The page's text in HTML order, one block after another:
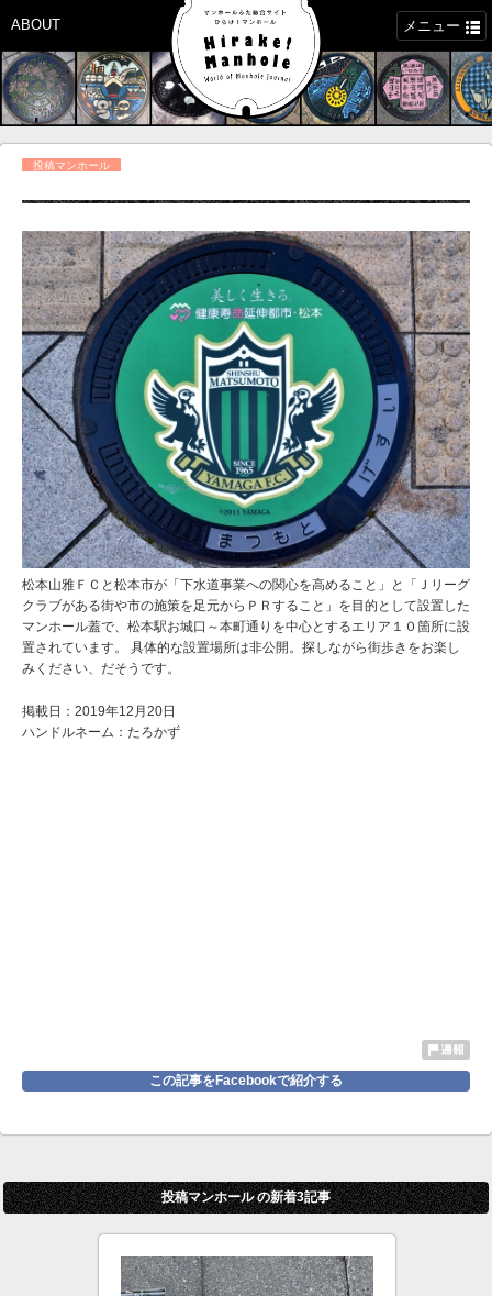
ABOUT メニュー
投稿マンホール
松本山雅ＦＣと松本市が「下水道事業への関心を高めること」と「Ｊリーグ
クラブがある街や市の施策を足元からＰＲすること」を目的として設置した
マンホール蓋で、松本駅お城口～本町通りを中心とするエリア１０箇所に設
置されています。 具体的な設置場所は非公開。探しながら街歩きをお楽し
みください、だそうです。
掲載日：2019年12月20日
ハンドルネーム：たろかず
この記事をFacebookで紹介する
投稿マンホール の新着3記事